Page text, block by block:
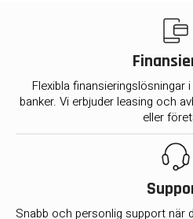
Flexibla finansieringslösningar
banker. Vi erbjuder leasing och
eller
Snabb och personlig support när